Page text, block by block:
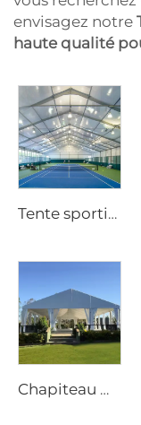
envisagez notre
haute qualité
Tente sportive sur mesure au prix usine | Hall de badminton à structure en aluminium à montage rapide pour sites commerciaux
Chapiteau modulaire pour mariages | Tente événementielle étanche à montage rapide pour solutions commerciales festives et festivals